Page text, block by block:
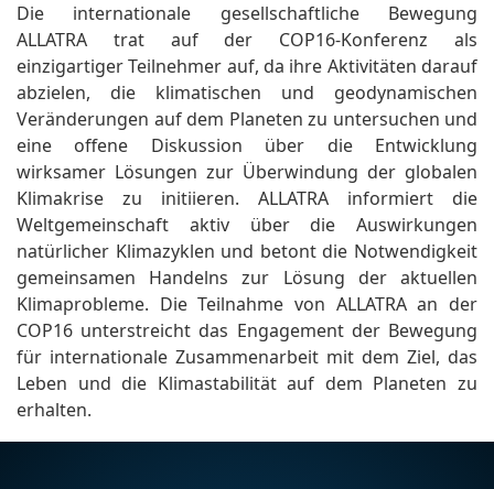
Die internationale gesellschaftliche Bewegung
ALLATRA trat auf der COP16-Konferenz als
einzigartiger Teilnehmer auf, da ihre Aktivitäten darauf
abzielen, die klimatischen und geodynamischen
Veränderungen auf dem Planeten zu untersuchen und
eine offene Diskussion über die Entwicklung
wirksamer Lösungen zur Überwindung der globalen
Klimakrise zu initiieren. ALLATRA informiert die
Weltgemeinschaft aktiv über die Auswirkungen
natürlicher Klimazyklen und betont die Notwendigkeit
gemeinsamen Handelns zur Lösung der aktuellen
Klimaprobleme. Die Teilnahme von ALLATRA an der
COP16 unterstreicht das Engagement der Bewegung
für internationale Zusammenarbeit mit dem Ziel, das
Leben und die Klimastabilität auf dem Planeten zu
erhalten.